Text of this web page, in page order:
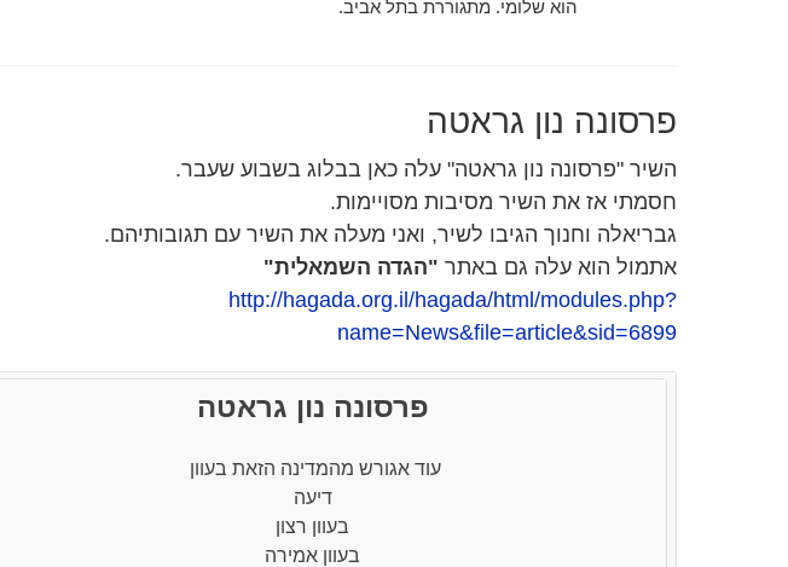
הוא שלומי. מתגוררת בתל אביב.
פרסונה נון גראטה
השיר "פרסונה נון גראטה" עלה כאן בבלוג בשבוע שעבר.
חסמתי אז את השיר מסיבות מסויימות.
גבריאלה וחנוך הגיבו לשיר, ואני מעלה את השיר עם תגובותיהם.
אתמול הוא עלה גם באתר "הגדה השמאלית"
http://hagada.org.il/hagada/html/modules.php?
name=News&file=article&sid=6899
פרסונה נון גראטה
עוד אגורש מהמדינה הזאת בעוון
דיעה
בעוון רצון
בעוון אמירה